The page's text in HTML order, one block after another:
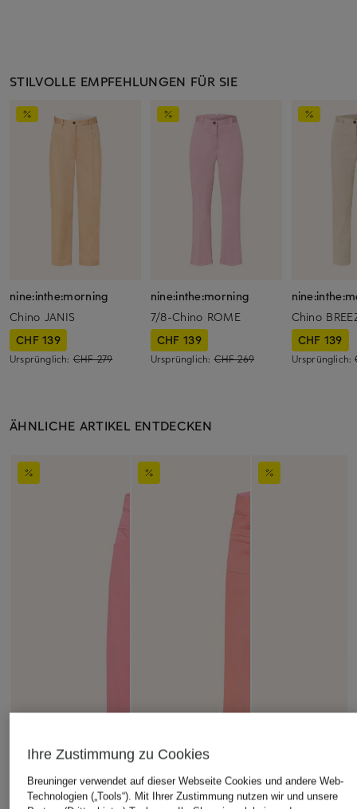
STILVOLLE EMPFEHLUNGEN FÜR SIE
nine:inthe:morning
Chino JANIS
CHF 139
Ursprünglich: CHF 279
nine:inthe:morning
7/8-Chino ROME
CHF 139
Ursprünglich:CHF 269
Chino
CHF 139
Ursprünglich:
ÄHNLICHE ARTIKEL ENTDECKEN
Ihre Zustimmung zu Cookies
Breuninger verwendet auf dieser Webseite Cookies und andere Web-
Technologien („Tools“). Mit Ihrer Zustimmung nutzen wir und unsere